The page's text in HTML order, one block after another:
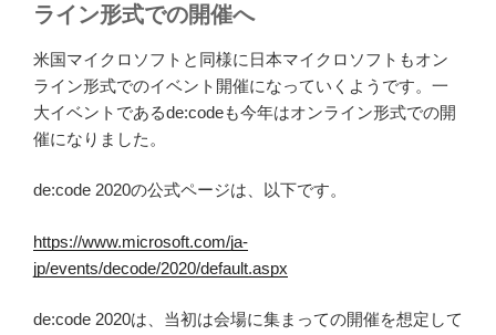
ライン形式での開催へ
米国マイクロソフトと同様に日本マイクロソフトもオン
ライン形式でのイベント開催になっていくようです。一
大イベントであるde:codeも今年はオンライン形式での開
催になりました。
de:code 2020の公式ページは、以下です。
https://www.microsoft.com/ja-
jp/events/decode/2020/default.aspx
de:code 2020は、当初は会場に集まっての開催を想定して